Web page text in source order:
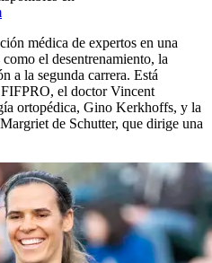
médica de expertos en una
el desentrenamiento, la
a la segunda carrera. Está
el doctor Vincent
ortopédica, Gino Kerkhoffs, y la
de Schutter, que dirige una